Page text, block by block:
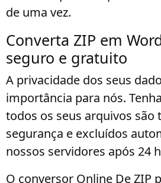
de uma vez.
Converta ZIP em
seguro e gratuito
A privacidade dos seus
importância para nós.
todos os seus arquivos são
segurança e excluídos
nossos servidores após 24
O conversor Online De ZIP